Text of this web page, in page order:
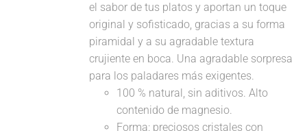
el sabor de tus platos y aportan un toque
original y sofisticado, gracias a su forma
piramidal y a su agradable textura
crujiente en boca. Una agradable sorpresa
para los paladares más exigentes.
100 % natural, sin aditivos. Alto
contenido de magnesio.
Forma: preciosos cristales con